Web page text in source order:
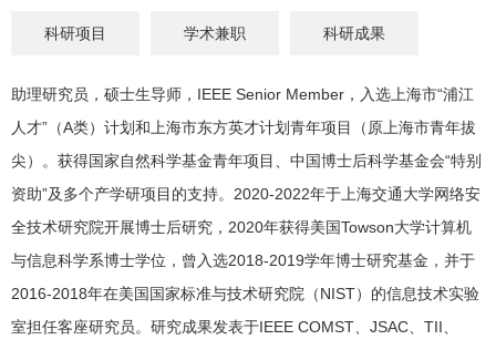
科研项目 学术兼职 科研成果
助理研究员，硕士生导师，IEEE Senior Member，入选上海市“浦江
人才”（A类）计划和上海市东方英才计划青年项目（原上海市青年拔
尖）。获得国家自然科学基金青年项目、中国博士后科学基金会“特别
资助”及多个产学研项目的支持。2020-2022年于上海交通大学网络安
全技术研究院开展博士后研究，2020年获得美国Towson大学计算机
与信息科学系博士学位，曾入选2018-2019学年博士研究基金，并于
2016-2018年在美国国家标准与技术研究院（NIST）的信息技术实验
室担任客座研究员。研究成果发表于IEEE COMST、JSAC、TII、